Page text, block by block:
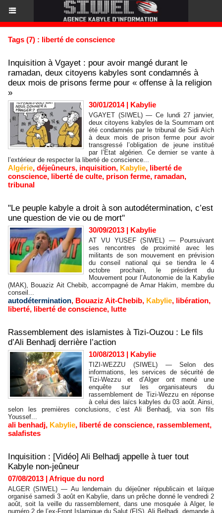
Tags (7) : liberté de conscience
Inquisition à Vgayet : pour avoir mangé durant le
ramadan, deux citoyens kabyles sont condamnés à
deux mois de prisons ferme pour « offense à la religion
»
30/01/2014| Kabylie
VGAYET (SIWEL) — Ce lundi 27 janvier,
deux citoyens kabyles de la Soummam ont
été condamnés par le tribunal de Sidi Aïch
à deux mois de prison ferme pour avoir
transgressé l’obligation de jeune institué
par l’Etat algérien. Ce dernier se vante à
l’extérieur de respecter la liberté de conscience...
Algérie, déjeûneurs, inquisition, Kabylie, liberté de
conscience, liberté de culte, prison ferme, ramadan,
tribunal
"Le peuple kabyle a droit à son autodétermination, c’est
une question de vie ou de mort"
30/09/2013 | Kabylie
AT VU YUSEF (SIWEL) — Poursuivant
ses rencontres de proximité avec les
militants de son mouvement en prévision
du conseil national qui se tiendra le 4
octobre prochain, le président du
Mouvement pour l’Autonomie de la Kabylie
(MAK), Bouaziz Ait Chebib, accompagné de Amar Hakim, membre du
conseil...
autodétermination, Bouaziz Ait-Chebib, Kabylie, libération,
liberté, liberté de conscience, lutte
Rassemblement des islamistes à Tizi-Ouzou : Le fils
d’Ali Benhadj derrière l’action
10/08/2013 | Kabylie
TIZI-WEZZU (SIWEL) — Selon des
informations, les services de sécurité de
Tizi-Wezzu et d’Alger ont mené une
enquête sur les organisateurs du
rassemblement de Tizi-Wezzu en réponse
à celui des laïcs kabyles du 03 août. Ainsi,
selon les premières conclusions, c’est Ali Benhadj, via son fils
Youssef...
ali benhadj, Kabylie, liberté de conscience, rassemblement,
salafistes
Inquisition : [Vidéo] Ali Belhadj appelle à tuer tout
Kabyle non-jeûneur
07/08/2013 | Afrique du nord
ALGER (SIWEL) — Au lendemain du déjeûner républicain et laïque
organisé samedi 3 août en Kabylie, dans un prêche donné le vendredi 2
août, soit la veille du rassemblement, dans une mosquée à Alger, le
numéro 2 de l’ex-Front Islamique du Salut (FIS), Ali Belhadj, demande à